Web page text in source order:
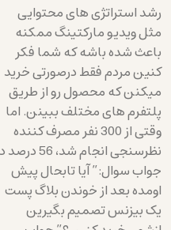
رشد استراتژی های محتوایی
مثل ویدیو مارکتینگ ممکنه
باعث شده باشه که شما فکر
کنین مردم فقط درصورتی خرید
میکنن که محصول رو از طریق
پلتفرم های مختلف ببینن. اما
وقتی از 300 نفر مصرف کننده
نظرسنجی انجام شد، 56
جواب سوال:” آیا تابحال پیش
اومده بعد از خوندن بلاگ پست
یک بیزنس تصمیم بگیرین